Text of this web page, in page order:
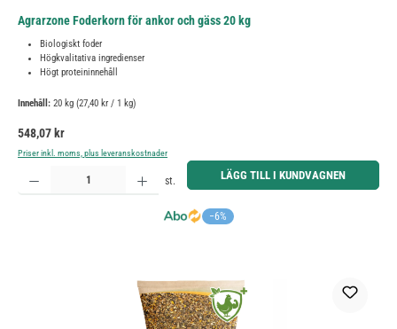
Agrarzone Foderkorn för ankor och gäss 20 kg
Biologiskt foder
Högkvalitativa ingredienser
Högt proteininnehåll
Innehåll: 20 kg (27,40 kr / 1 kg)
Ordinarie pris:
548,07 kr
Priser inkl. moms, plus leveranskostnader
−6%
Produktkvantitet: Ange önskat belopp eller använd knapparna för att öka eller minska kvantiteten.
st. LÄGG TILL I KUNDVAGNEN